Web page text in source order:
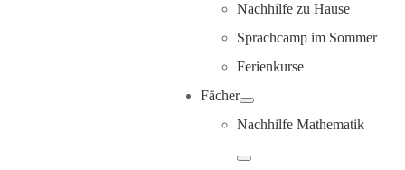
Nachhilfe zu Hause
Sprachcamp im Sommer
Ferienkurse
Fächer
Nachhilfe Mathematik